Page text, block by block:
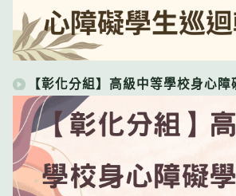
【彰化分組】高級中等學校身心